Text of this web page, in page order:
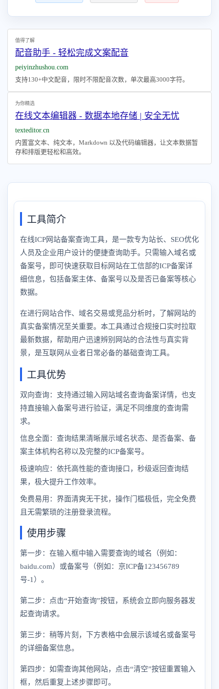
值得了解
配音助手 - 轻松完成文案配音
peiyinzhushou.com
支持130+中文配音，限时不限配音次数，单次最高3000字符。
为你精选
在线文本编辑器 - 数据本地存储 | 安全无忧
texteditor.cn
内置富文本、纯文本，Markdown 以及代码编辑器，让文本数据暂
存和排版更轻松和高效。
工具简介
在线ICP网站备案查询工具，是一款专为站长、SEO优化
人员及企业用户设计的便捷查询助手。只需输入域名或
备案号，即可快速获取目标网站在工信部的ICP备案详
细信息，包括备案主体、备案号以及是否已备案等核心
数据。
在进行网站合作、域名交易或竞品分析时，了解网站的
真实备案情况至关重要。本工具通过合规接口实时拉取
最新数据，帮助用户迅速辨别网站的合法性与真实背
景，是互联网从业者日常必备的基础查询工具。
工具优势
双向查询：支持通过输入网站域名查询备案详情，也支
持直接输入备案号进行验证，满足不同维度的查询需
求。
信息全面：查询结果清晰展示域名状态、是否备案、备
案主体机构名称以及完整的ICP备案号。
极速响应：依托高性能的查询接口，秒级返回查询结
果，极大提升工作效率。
免费易用：界面清爽无干扰，操作门槛极低，完全免费
且无需繁琐的注册登录流程。
使用步骤
第一步：在输入框中输入需要查询的域名（例如：
baidu.com）或备案号（例如：京ICP备123456789
号-1）。
第二步：点击“开始查询”按钮，系统会立即向服务器发
起查询请求。
第三步：稍等片刻，下方表格中会展示该域名或备案号
的详细备案信息。
第四步：如需查询其他网站，点击“清空”按钮重置输入
框，然后重复上述步骤即可。